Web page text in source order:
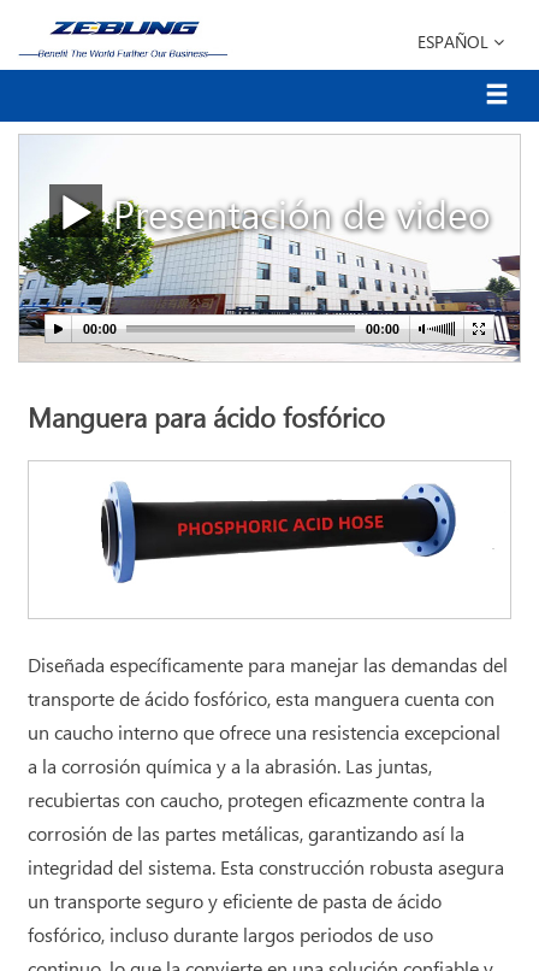
ESPAÑOL
Presentación de video
Manguera para ácido fosfórico
Diseñada específicamente para manejar las demandas del
transporte de ácido fosfórico, esta manguera cuenta con
un caucho interno que ofrece una resistencia excepcional
a la corrosión química y a la abrasión. Las juntas,
recubiertas con caucho, protegen eficazmente contra la
corrosión de las partes metálicas, garantizando así la
integridad del sistema. Esta construcción robusta asegura
un transporte seguro y eficiente de pasta de ácido
fosfórico, incluso durante largos periodos de uso